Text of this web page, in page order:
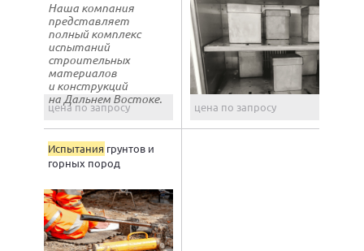
Наша компания
представляет
полный комплекс
испытаний
строительных
материалов
и конструкций
на Дальнем Востоке.
цена по запросу цена по запросу
Испытания грунтов и
горных пород